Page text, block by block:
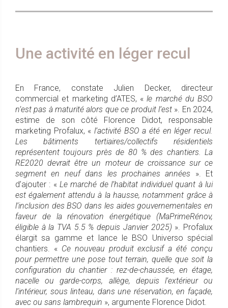
Une activité en léger recul
En France, constate Julien Decker, directeur
commercial et marketing d’ATES, «le marché du BSO
n’est pas à maturité alors que ce produit l’est». En 2024,
estime de son côté Florence Didot, responsable
marketing Profalux, « l’activité BSO a été en léger recul.
Les bâtiments tertiaires/collectifs résidentiels
représentent toujours près de 80 % des chantiers. La
RE2020 devrait être un moteur de croissance sur ce
segment en neuf dans les prochaines années ». Et
d’ajouter : « Le marché de l’habitat individuel quant à lui
est également attendu à la hausse, notamment grâce à
l’inclusion des BSO dans les aides gouvernementales en
faveur de la rénovation énergétique (MaPrimeRénov,
éligible à la TVA 5.5 % depuis Janvier 2025) ». Profalux
élargit sa gamme et lance le BSO Universo spécial
chantiers. « Ce nouveau produit exclusif a été conçu
pour permettre une pose tout terrain, quelle que soit la
configuration du chantier : rez-de-chaussée, en étage,
nacelle ou garde-corps, allège, depuis l’extérieur ou
l’intérieur, sous linteau, dans une réservation, en façade,
avec ou sans lambrequin », argumente Florence Didot.